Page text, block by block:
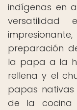
indígenas en
preparación
la papa a la
rellena y el
papas
de la cocina